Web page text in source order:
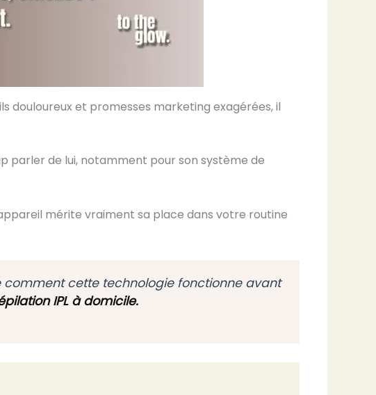
douloureux et promesses marketing exagérées, il
parler de lui, notamment pour son système de
mérite vraiment sa place dans votre routine
comment cette technologie fonctionne avant
IPL à domicile.